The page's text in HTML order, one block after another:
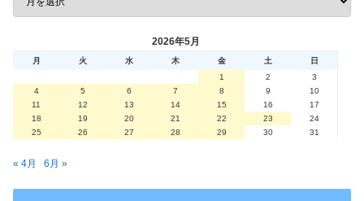
2026年5月
月 火 水 木 金 土
日
1
2
3
4
5 6 7 8 9
10
11
12 13 14 15 16
17
18
19 20 21 22 23
24
25
26 27 28 29 30 31
« 4月 6月 »